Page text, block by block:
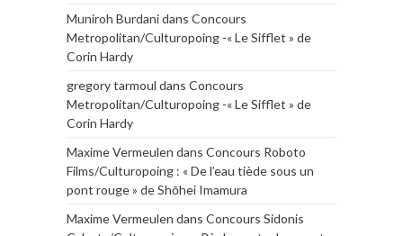
Muniroh Burdanidans Concours
Metropolitan/Culturopoing -« Le Sifflet » de
Corin Hardy
gregory tarmoul dans Concours
Metropolitan/Culturopoing -« Le Sifflet » de
Corin Hardy
Maxime Vermeulen dans Concours Roboto
Films/Culturopoing : « De l’eau tiède sous un
pont rouge » de Shōhei Imamura
Maxime Vermeulen dans Concours Sidonis